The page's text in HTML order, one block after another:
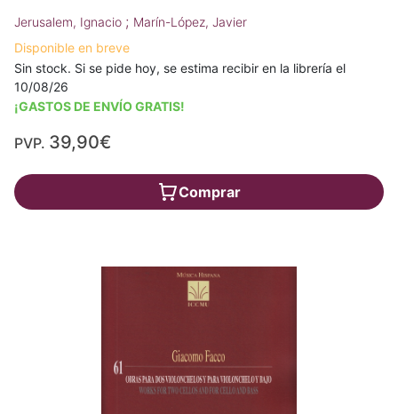
Jerusalem, Ignacio ; Marín-López, Javier
Disponible en breve
Sin stock. Si se pide hoy, se estima recibir en la librería el
10/08/26
¡GASTOS DE ENVÍO GRATIS!
PVP. 39,90€
Comprar